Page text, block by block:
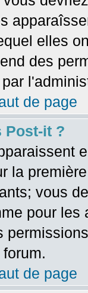
elles
des
de page
Post-it ?
la
vous
pour les
de page